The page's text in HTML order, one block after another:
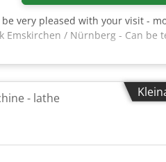
very pleased with your visit -
Emskirchen / Nürnberg - Can be
- lathe